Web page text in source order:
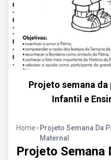
Projeto semana
Infantil e
Home>Projeto Semana Da
Maternal
Projeto Semana